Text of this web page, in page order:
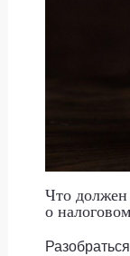
Что должен
о